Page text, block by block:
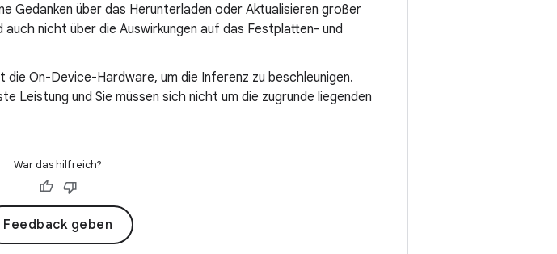
Gedanken über das Herunterladen oder Aktualisieren großer
nicht über die Auswirkungen auf das Festplatten- und
die On-Device-Hardware, um die Inferenz zu beschleunigen.
Leistung und Sie müssen sich nicht um die zugrunde liegenden
War das hilfreich?
Feedback geben